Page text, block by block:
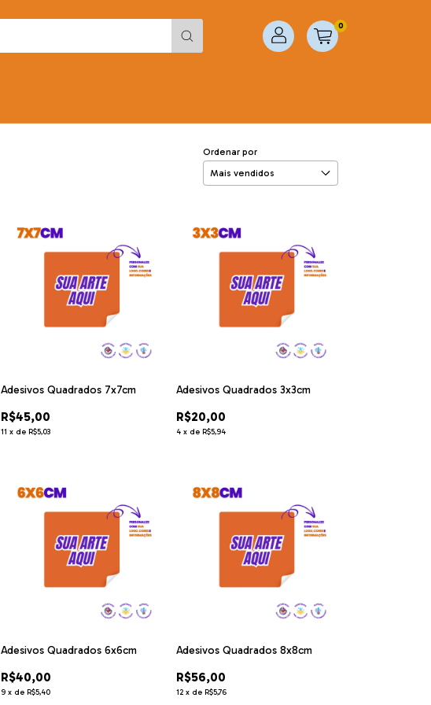
0
Ordenar por
Adesivos Quadrados 7x7cm
R$45,00
11 x de R$5,03
Adesivos Quadrados 3x3cm
R$20,00
4 x de R$5,94
Adesivos Quadrados 6x6cm
R$40,00
9 x deR$5,40
Adesivos Quadrados 8x8cm
R$56,00
12 x de R$5,76